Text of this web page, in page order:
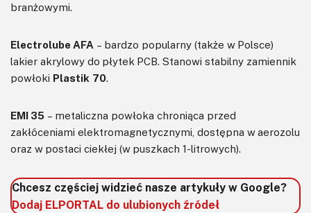
branżowymi.
Electrolube AFA – bardzo popularny (także w Polsce)
lakier akrylowy do płytek PCB. Stanowi stabilny zamiennik
powłoki Plastik 70.
EMI 35 – metaliczna powłoka chroniąca przed
zakłóceniami elektromagnetycznymi, dostępna w aerozolu
oraz w postaci ciekłej (w puszkach 1-litrowych).
Chcesz częściej widzieć nasze artykuły w Google?
Dodaj ELPORTAL do ulubionych źródeł